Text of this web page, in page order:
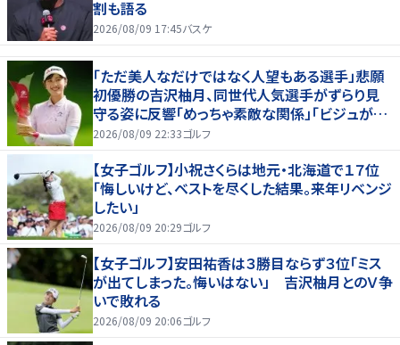
割も語る
2026/08/09 17:45バスケ
「ただ美人なだけではなく人望もある選手」悲願
初優勝の吉沢柚月、同世代人気選手がずらり見
守る姿に反響「めっちゃ素敵な関係」「ビジュが良
すぎてびっくり」
2026/08/09 22:33ゴルフ
【女子ゴルフ】小祝さくらは地元・北海道で１７位
「悔しいけど、ベストを尽くした結果。来年リベンジ
したい」
2026/08/09 20:29ゴルフ
【女子ゴルフ】安田祐香は３勝目ならず３位「ミス
が出てしまった。悔いはない」 吉沢柚月とのＶ争
いで敗れる
2026/08/09 20:06ゴルフ